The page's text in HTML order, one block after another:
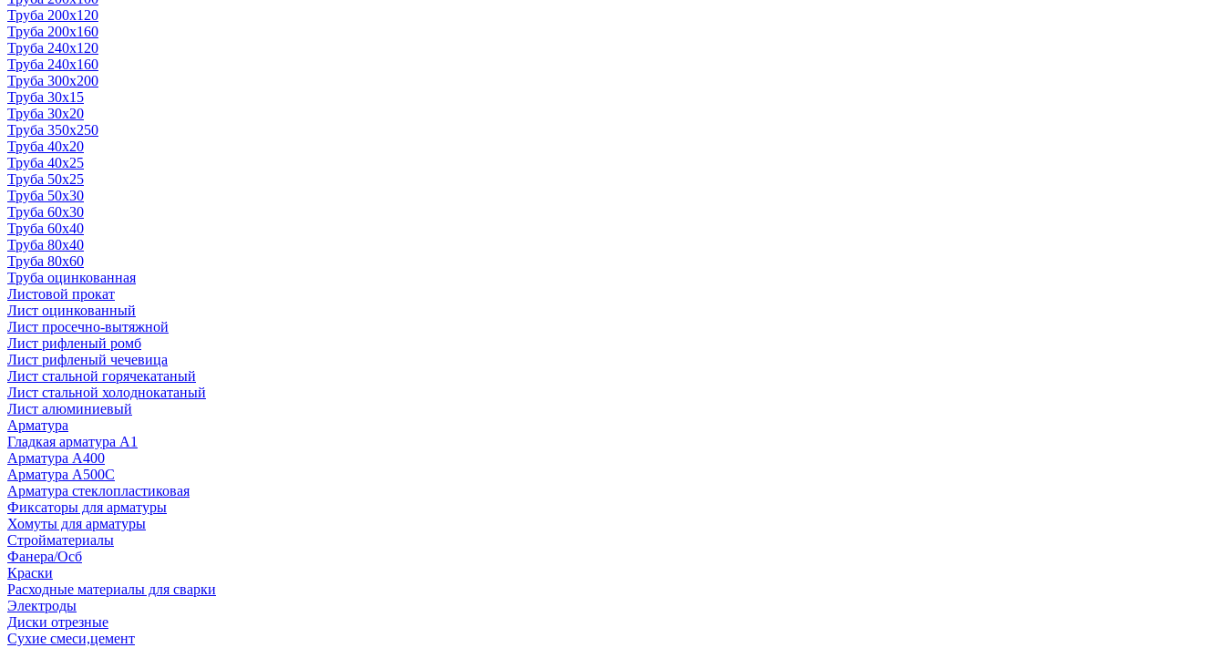
Труба 200x120
Труба 200x160
Труба 240x120
Труба 240x160
Труба 300x200
Труба 30x15
Труба 30x20
Труба 350x250
Труба 40x20
Труба 40x25
Труба 50x25
Труба 50x30
Труба 60x30
Труба 60x40
Труба 80x40
Труба 80x60
Труба оцинкованная
Листовой прокат
Лист оцинкованный
Лист просечно-вытяжной
Лист рифленый ромб
Лист рифленый чечевица
Лист стальной горячекатаный
Лист стальной холоднокатаный
Лист алюминиевый
Арматура
Гладкая арматура А1
Арматура А400
Арматура A500C
Арматура стеклопластиковая
Фиксаторы для арматуры
Хомуты для арматуры
Стройматериалы
Фанера/Осб
Краски
Расходные материалы для сварки
Электроды
Диски отрезные
Сухие смеси,цемент